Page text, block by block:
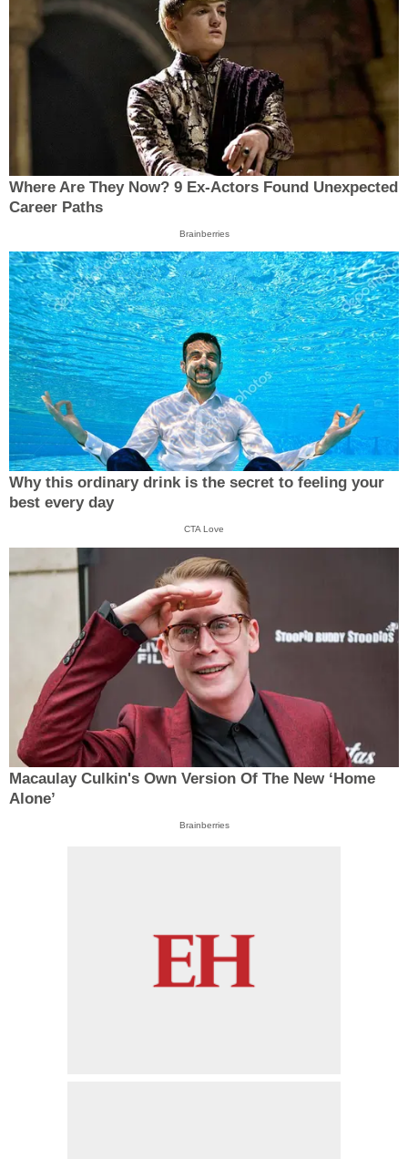
Where Are They Now? 9 Ex-Actors Found Unexpected
Career Paths
Brainberries
Why this ordinary drink is the secret to feeling your
best every day
CTA Love
Macaulay Culkin's Own Version Of The New ‘Home
Alone’
Brainberries